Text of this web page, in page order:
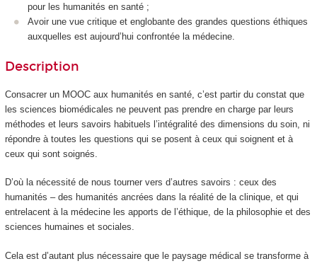
pour les humanités en santé ;
Avoir une vue critique et englobante des grandes questions éthiques
auxquelles est aujourd’hui confrontée la médecine.
Description
Consacrer un MOOCaux humanités en santé, c’est partir du constat que
les sciences biomédicales ne peuvent pas prendre en charge par leurs
méthodes et leurs savoirs habituels l’intégralité des dimensions du soin, ni
répondre à toutes les questions qui se posent à ceux qui soignent et à
ceux qui sont soignés.
D’où la nécessité de nous tourner vers d’autres savoirs : ceux des
humanités – des humanités ancrées dans la réalité de la clinique, et qui
entrelacent à la médecine les apports de l’éthique, de la philosophie et des
sciences humaines et sociales.
Cela est d’autant plus nécessaire que le paysage médical se transforme à